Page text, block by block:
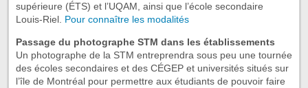
supérieure (ÉTS) et l’UQAM, ainsi que l’école secondaire
Louis-Riel. Pour connaître les modalités
Passage du photographe STM dans les établissements
Un photographe de la STM entreprendra sous peu une tournée
des écoles secondaires et des CÉGEP et universités situés sur
l’île de Montréal pour permettre aux étudiants de pouvoir faire